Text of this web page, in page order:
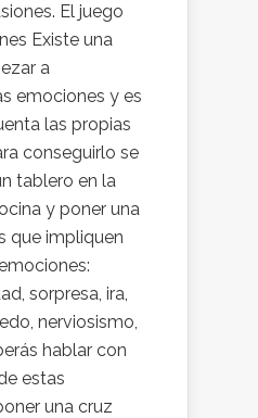
El juego
Existe una
a
emociones y es
las propias
conseguirlo se
tablero en la
y poner una
que impliquen
sorpresa, ira,
nerviosismo,
hablar con
estas
una cruz